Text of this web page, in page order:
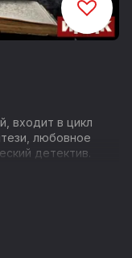
входит в цикл
любовное
детектив.
и спасать
из
она служит в